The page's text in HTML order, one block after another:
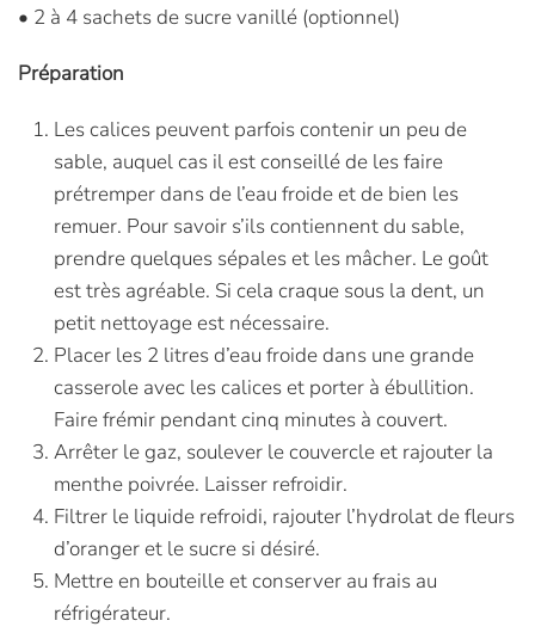
• 2 à 4 sachets de sucre vanillé (optionnel)
Préparation
Les calices peuvent parfois contenir un peu de
sable, auquel cas il est conseillé de les faire
prétremper dans de l’eau froide et de bien les
remuer. Pour savoir s’ils contiennent du sable,
prendre quelques sépales et les mâcher. Le goût
est très agréable. Si cela craque sous la dent, un
petit nettoyage est nécessaire.
Placer les 2 litres d’eau froide dans une grande
casserole avec les calices et porter à ébullition.
Faire frémir pendant cinq minutes à couvert.
Arrêter le gaz, soulever le couvercle et rajouter la
menthe poivrée. Laisser refroidir.
Filtrer le liquide refroidi, rajouter l’hydrolat de fleurs
d’oranger et le sucre si désiré.
Mettre en bouteille et conserver au frais au
réfrigérateur.